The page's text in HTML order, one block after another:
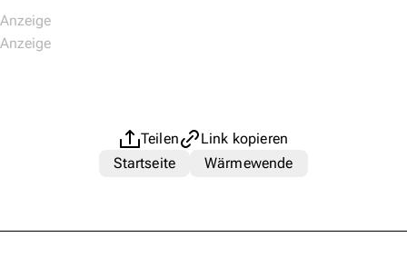
Teilen
Link kopieren
Startseite
Wärmewende